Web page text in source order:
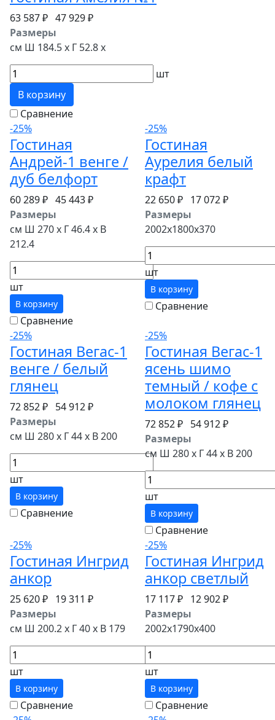
63 587 ₽ 47 929 ₽
Размеры
см Ш 184.5 x Г 52.8 x
шт
В корзину
Сравнение
-25%
Гостиная
Андрей-1 венге /
дуб белфорт
60 289 ₽ 45 443 ₽
Размеры
см Ш 270 x Г 46.4 x В
212.4
шт
В корзину
Сравнение
-25%
Гостиная
Аурелия белый
крафт
22 650 ₽ 17 072 ₽
Размеры
2002x1800x370
шт
В корзину
Сравнение
-25%
Гостиная Вегас-1
венге / белый
глянец
72 852 ₽ 54 912 ₽
Размеры
см Ш 280 x Г 44 x В 200
шт
В корзину
Сравнение
-25%
Гостиная Вегас-1
ясень шимо
темный / кофе с
молоком глянец
72 852 ₽ 54 912 ₽
Размеры
см Ш 280 x Г 44 x В 200
шт
В корзину
Сравнение
-25%
Гостиная Ингрид
анкор
25 620 ₽ 19 311 ₽
Размеры
см Ш 200.2 x Г 40 x В 179
шт
В корзину
Сравнение
-25%
Гостиная Ингрид
анкор светлый
17 117 ₽ 12 902 ₽
Размеры
2002x1790x400
шт
В корзину
Сравнение